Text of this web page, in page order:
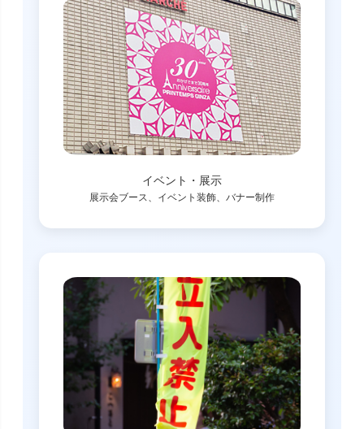
イベント・展示
展示会ブース、イベント装飾、バナー制作